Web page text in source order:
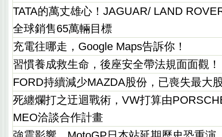
TATA的萬丈雄心！JAGUAR/ LAND
全球銷售65萬輛目標
充電往哪走，Google Maps告訴你！
習慣養成救生命，後座安全帶法規面面觀！
FORD持續減少MAZDA股份，已喪失最大
死纏爛打之迂迴戰術，VW打算由
MEO洽談合作計畫